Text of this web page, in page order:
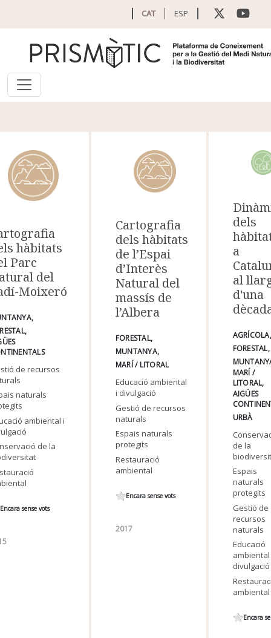
CAT ESP
hàbitats
Parc
del
Moixeró
de recursos
naturals
ambiental i
de la
Encara sense vots
Cartografia
dels hàbitats
de l’Espai
d’Interès
Natural del
massís de
l’Albera
FORESTAL
MUNTANYA
MARÍ / LITORAL
Educació ambiental
i divulgació
Gestió de recursos
naturals
Espais naturals
protegits
Restauració
ambiental
Encara sense vots
2017
dels
a
al
d'una
AGRÍCOLA
FORESTAL
MARÍ /
LITORAL
AIGÜES
URBÀ
de la
Espais
naturals
protegits
Gestió de
recursos
naturals
Educació
ambiental
divulgació
ambiental
Encara